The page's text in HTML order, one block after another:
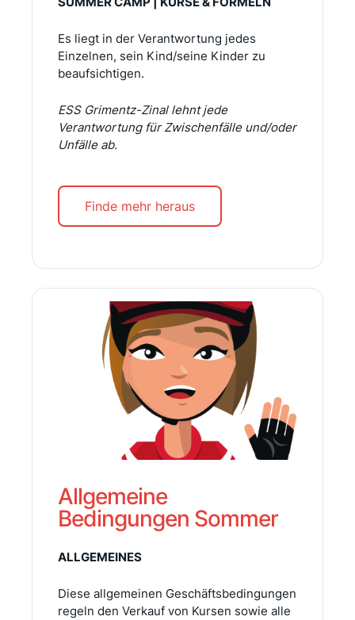
Es liegt in der Verantwortung jedes
Einzelnen, sein Kind/seine Kinder zu
beaufsichtigen.
ESS Grimentz-Zinal lehnt jede
Verantwortung für Zwischenfälle und/oder
Unfälle ab.
Finde mehr heraus
Allgemeine
Bedingungen Sommer
ALLGEMEINES
Diese allgemeinen Geschäftsbedingungen
regeln den Verkauf von Kursen sowie alle